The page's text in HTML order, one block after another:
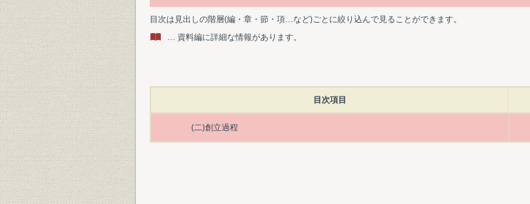
目次は見出しの階層(編・章・節・項…など)ごとに絞り込んで見ることができます。
… 資料編に詳細な情報があります。
目次項目
(二)創立過程